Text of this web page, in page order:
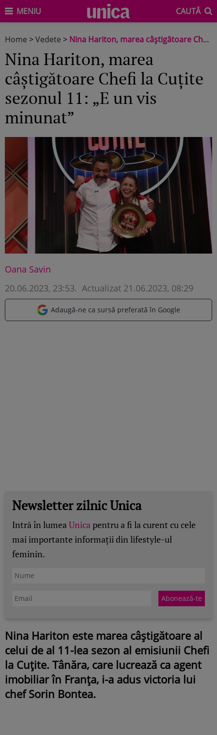
MENIU CAUTĂ
Home >Vedete > Nina Hariton, marea câștigătoare Chefi la Cuțite sezonul 11: „E un vis minunat”
Nina Hariton, marea
câștigătoare Chefi la Cuțite
sezonul 11: „E un vis
minunat”
Oana Savin
20.06.2023, 23:53. Actualizat 21.06.2023, 08:29
Adaugă-ne ca sursă preferată în Google
Newsletter zilnic Unica
Intră în lumeaUnicapentru a fi la curent cu cele
mai importante informații din lifestyle-ul
feminin.
Nina Hariton este marea câștigătoare al
celui de al 11-lea sezon al emisiunii Chefi
la Cuțite. Tânăra, care lucrează ca agent
imobiliar în Franța, i-a adus victoria lui
chef Sorin Bontea.